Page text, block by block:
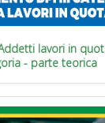
lavori in
- parte teorica